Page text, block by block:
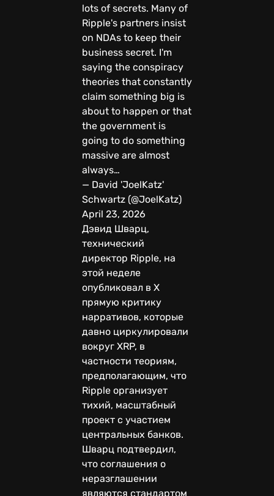
lots of secrets. Many of
Ripple's partners insist
on NDAs to keep their
business secret. I'm
saying the conspiracy
theories that constantly
claim something big is
about to happen or that
the government is
going to do something
massive are almost
always…
— David 'JoelKatz'
Schwartz (@JoelKatz)
April 23, 2026
Дэвид Шварц,
технический
директор Ripple, на
этой неделе
опубликовал в X
прямую критику
нарративов, которые
давно циркулировали
вокруг XRP, в
частности теориям,
предполагающим, что
Ripple организует
тихий, масштабный
проект с участием
центральных банков.
Шварц подтвердил,
что соглашения о
неразглашении
являются стандартом